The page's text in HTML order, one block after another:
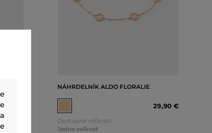
14
4
NÁHRDELNÍK ALDO FLORALIE
29,90 €
Dostupné veľkosti:
Jedna veľkosť